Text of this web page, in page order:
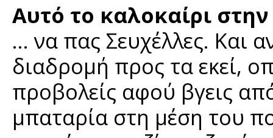
Αυτό το καλοκαίρι
… να πας Σευχέλλες. Και
διαδρομή προς τα εκεί,
προβολείς αφού βγεις
μπαταρία στη μέση του